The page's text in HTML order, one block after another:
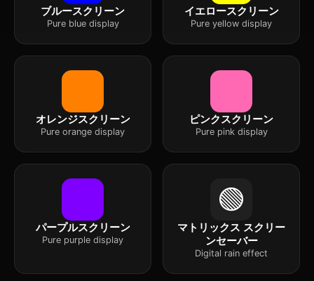
ブルースクリーン
Pure blue display
イエロースクリーン
Pure yellow display
オレンジスクリーン
Pure orange display
ピンクスクリーン
Pure pink display
パープルスクリーン
Pure purple display
🟢
マトリックス スクリー
ンセーバー
Digital rain effect